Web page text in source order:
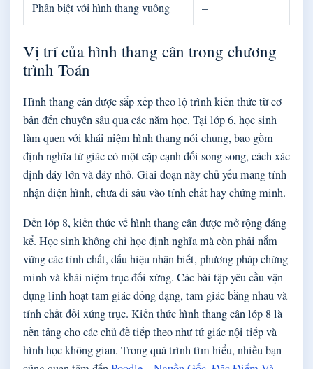
Phân biệt với hình thang vuông –
Vị trí của hình thang cân trong chương
trình Toán
Hình thang cân được sắp xếp theo lộ trình kiến thức từ cơ
bản đến chuyên sâu qua các năm học. Tại lớp 6, học sinh
làm quen với khái niệm hình thang nói chung, bao gồm
định nghĩa tứ giác có một cặp cạnh đối song song, cách xác
định đáy lớn và đáy nhỏ. Giai đoạn này chủ yếu mang tính
nhận diện hình, chưa đi sâu vào tính chất hay chứng minh.
Đến lớp 8, kiến thức về hình thang cân được mở rộng đáng
kể. Học sinh không chỉ học định nghĩa mà còn phải nắm
vững các tính chất, dấu hiệu nhận biết, phương pháp chứng
minh và khái niệm trục đối xứng. Các bài tập yêu cầu vận
dụng linh hoạt tam giác đồng dạng, tam giác bằng nhau và
tính chất đối xứng trục. Kiến thức hình thang cân lớp 8 là
nền tảng cho các chủ đề tiếp theo như tứ giác nội tiếp và
hình học không gian. Trong quá trình tìm hiểu, nhiều bạn